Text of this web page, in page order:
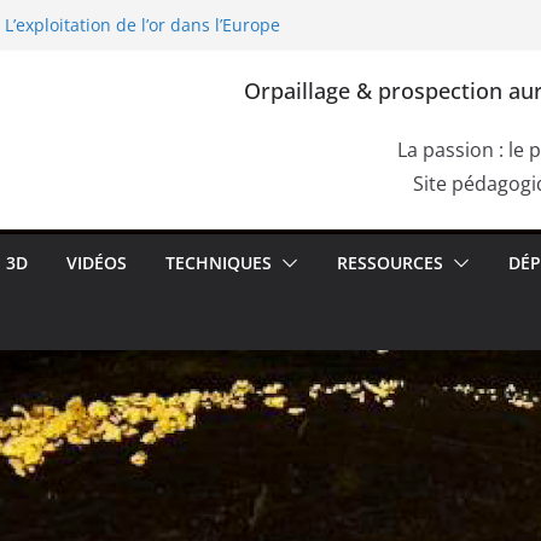
de l’or dans l’Europe
de racines
Orpaillage & prospection
La passion : le
Site
3D VIDÉOS TECHNIQUES RESSOURCES